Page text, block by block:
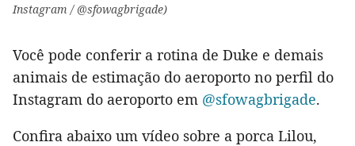
Instagram / @sfowagbrigade)
Você pode conferir a rotina de Duke e demais
animais de estimação do aeroporto no perfil do
Instagram do aeroporto em @sfowagbrigade.
Confira abaixo um vídeo sobre a porca Lilou,